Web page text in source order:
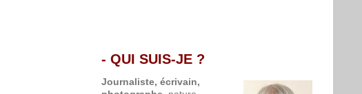
- QUI SUIS-JE ?
Journaliste, écrivain,